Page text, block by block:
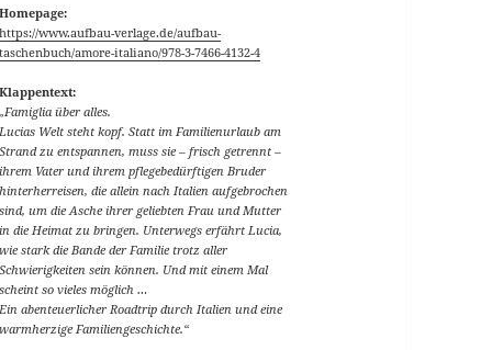
Homepage:
https://www.aufbau-verlage.de/aufbau-
taschenbuch/amore-italiano/978-3-7466-4132-4
Klappentext:
„Famiglia über alles.
Lucias Welt steht kopf. Statt im Familienurlaub am
Strand zu entspannen, muss sie – frisch getrennt –
ihrem Vater und ihrem pflegebedürftigen Bruder
hinterherreisen, die allein nach Italien aufgebrochen
sind, um die Asche ihrer geliebten Frau und Mutter
in die Heimat zu bringen. Unterwegs erfährt Lucia,
wie stark die Bande der Familie trotz aller
Schwierigkeiten sein können. Und mit einem Mal
scheint so vieles möglich …
Ein abenteuerlicher Roadtrip durch Italien und eine
warmherzige Familiengeschichte.“